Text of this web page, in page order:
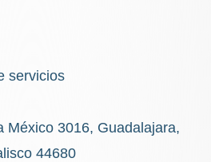
servicios
México 3016, Guadalajara,
44680